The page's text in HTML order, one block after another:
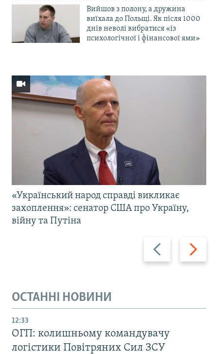
Вийшов з полону, а дружина
виїхала до Польщі. Як після 1000
днів неволі вибратися «із
психологічної і фінансової ями»
Назад Вперед
«Український народ справді викликає
захоплення»: сенатор США про Україну,
війну та Путіна
ОСТАННІ НОВИНИ
12:33
ОГП: колишньому командувачу
логістики Повітряних Сил ЗСУ